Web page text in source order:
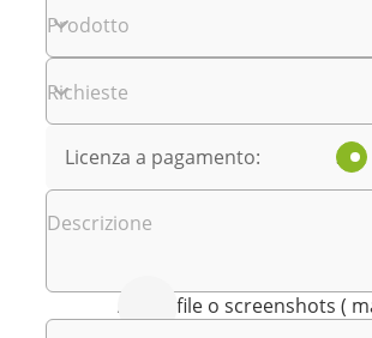
Prodotto
Richieste
Licenza a pagamento: si
Descrizione
Allega file o screenshots (